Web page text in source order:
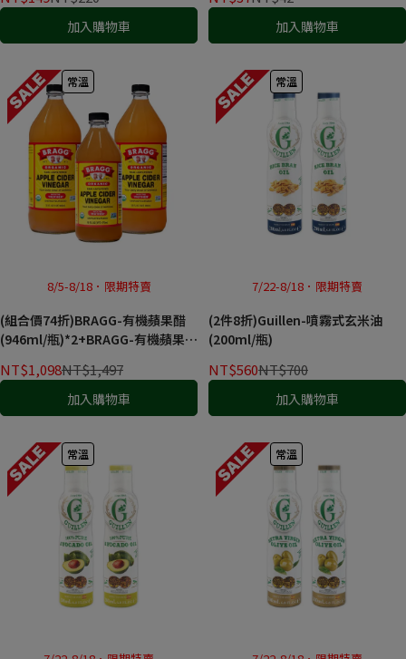
加入購物車 加入購物車
常溫
8/5-8/18．限期特賣
(組合價74折)BRAGG-有機蘋果醋
(946ml/瓶)*2+BRAGG-有機蘋果醋
NT$1,098NT$1,497
加入購物車
常溫
7/22-8/18．限期特賣
(2件8折)Guillen-噴霧式玄米油
(200ml/瓶)
NT$560NT$700
加入購物車
常溫 常溫